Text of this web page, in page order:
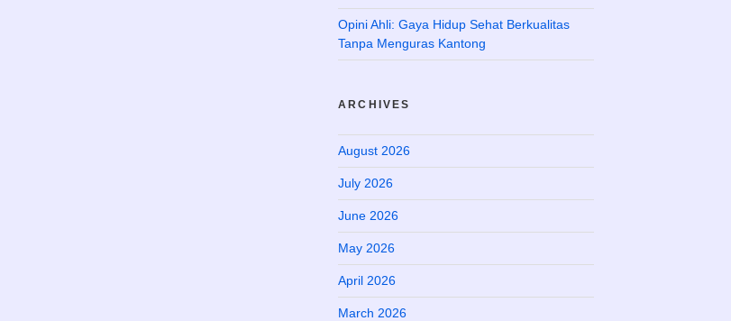
Opini Ahli: Gaya Hidup Sehat Berkualitas
Tanpa Menguras Kantong
ARCHIVES
August 2026
July 2026
June 2026
May 2026
April 2026
March 2026